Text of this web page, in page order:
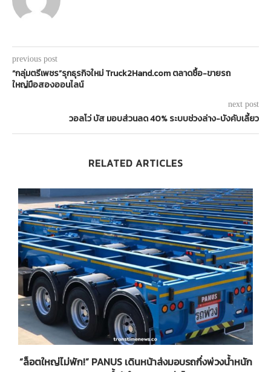
previous post
“กลุ่มตรีเพชร”รุกธุรกิจใหม่ Truck2Hand.com ตลาดซื้อ-ขายรถ
ใหญ่มือสองออนไลน์
next post
วอลโว่ บัส มอบส่วนลด 40% ระบบช่วงล่าง-บังคับเลี้ยว
RELATED ARTICLES
“ล็อตใหญ่ไม่พัก!” PANUS เดินหน้าส่งมอบรถกึ่งพ่วงน้ำหนัก